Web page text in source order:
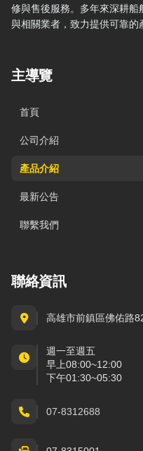
修與售後服務。多年來深耕
與相關業者，致力提供可靠的
主導覽
首頁
公司介紹
產品介紹
最新公告
聯繫我們
聯絡資訊
高雄市前鎮區佛佑路
週一至週五
早上08:00~12:00
下午01:30~05:30
07-8312688